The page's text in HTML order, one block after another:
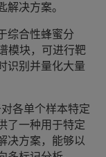
决方案。
综合性蜂蜜分
模块，可进行靶
识别并量化大量
各单个样本特定
了一种用于特定
决方案，能够以